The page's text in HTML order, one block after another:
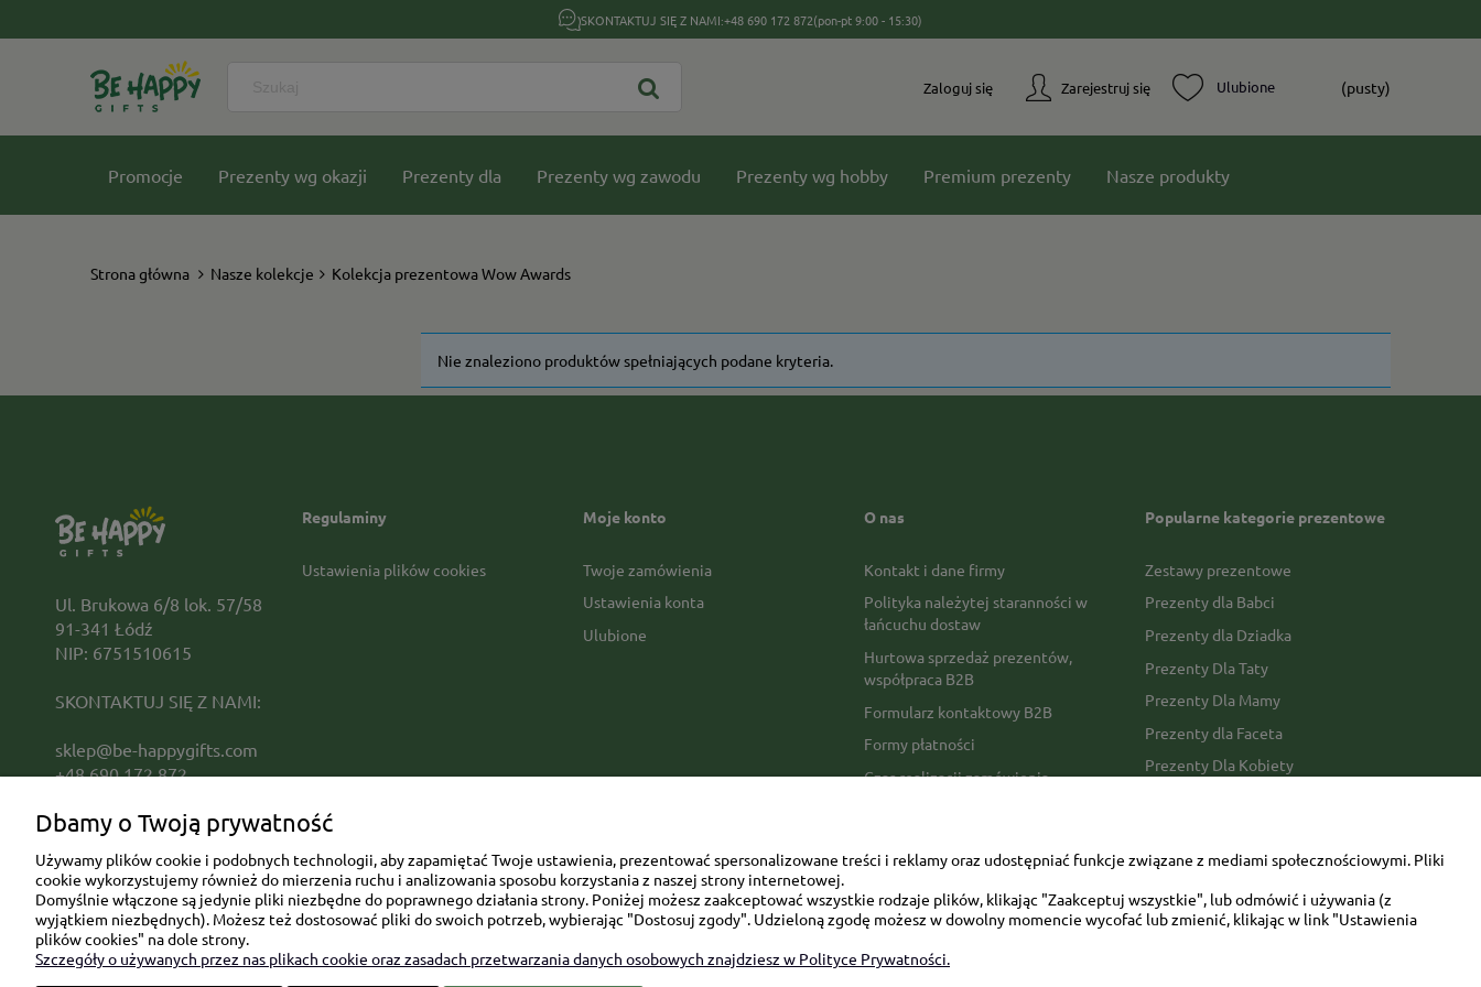
SKONTAKTUJ SIĘ Z NAMI:+48 690 172 872(pon-pt 9:00 - 15:30)
Zarejestruj się
Zaloguj się (pusty)
Promocje Prezenty wg okazji Prezenty dla Prezenty wg zawodu Prezenty wg hobby Premium prezenty Nasze produkty
Strona główna Nasze kolekcje Kolekcja prezentowa Wow Awards
Nie znaleziono produktów spełniających podane kryteria.
Regulaminy
Ustawienia plików cookies
Moje konto
Twoje zamówienia
Ustawienia konta
Ulubione
O nas
Kontakt i dane firmy
Polityka należytej staranności w
łańcuchu dostaw
Hurtowa sprzedaż prezentów,
współpraca B2B
Formularz kontaktowy B2B
Formy płatności
Czas realizacji zamówienia
Mapa kategorii
Popularne kategorie prezentowe
Zestawy prezentowe
Prezenty dla Babci
Prezenty dla Dziadka
Prezenty Dla Taty
Prezenty Dla Mamy
Prezenty dla Faceta
Prezenty Dla Kobiety
Urodziny/imieniny
Ul. Brukowa 6/8 lok. 57/58
91-341 Łódź
NIP: 6751510615
SKONTAKTUJ SIĘ Z NAMI:
sklep@be-happygifts.com
+48 690 172 872
Dbamy o Twoją prywatność
Używamy plików cookie i podobnych technologii, aby zapamiętać Twoje ustawienia, prezentować spersonalizowane treści i reklamy oraz udostępniać funkcje związane z mediami społecznościowymi. Pliki
cookie wykorzystujemy również do mierzenia ruchu i analizowania sposobu korzystania z naszej strony internetowej.
Domyślnie włączone są jedynie pliki niezbędne do poprawnego działania strony. Poniżej możesz zaakceptować wszystkie rodzaje plików, klikając "Zaakceptuj wszystkie", lub odmówić i używania (z
wyjątkiem niezbędnych). Możesz też dostosować pliki do swoich potrzeb, wybierając "Dostosuj zgody". Udzieloną zgodę możesz w dowolny momencie wycofać lub zmienić, klikając w link "Ustawienia
plików cookies" na dole strony.
Szczegóły o używanych przez nas plikach cookie oraz zasadach przetwarzania danych osobowych znajdziesz w Polityce Prywatności.